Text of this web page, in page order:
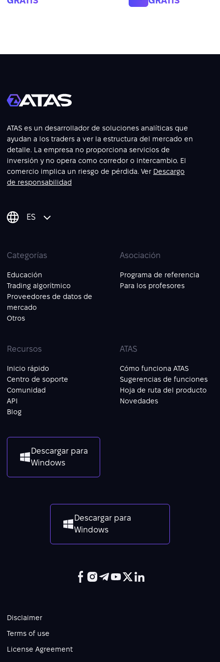
ATAS es un desarrollador de soluciones analíticas que
ayudan a los traders a ver la estructura del mercado en
detalle. La empresa no proporciona servicios de
inversión y no opera como corredor o intercambio. El
comercio implica un riesgo de pérdida. Ver Descargo
de responsabilidad
ES
Categorías
Educación
Trading algorítmico
Proveedores de datos de
mercado
Otros
Asociación
Programa de referencia
Para los profesores
Recursos
Inicio rápido
Centro de soporte
Comunidad
API
Blog
ATAS
Cómo funciona ATAS
Sugerencias de funciones
Hoja de ruta del producto
Novedades
Descargar para
Windows
Descargar para
Windows
Disclaimer
Terms of use
License Agreement